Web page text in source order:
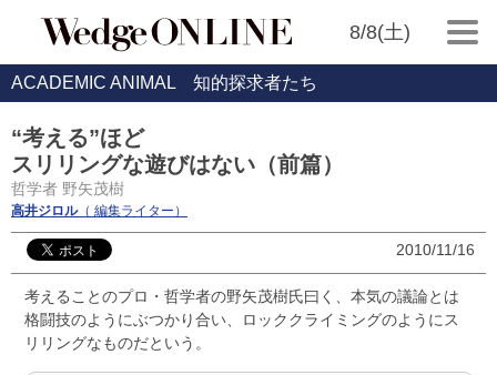
8/8(土)
ACADEMIC ANIMAL 知的探求者たち
“考える”ほど
スリリングな遊びはない（前篇）
哲学者 野矢茂樹
高井ジロル（ 編集ライター）
2010/11/16
考えることのプロ・哲学者の野矢茂樹氏曰く、本気の議論とは
格闘技のようにぶつかり合い、ロッククライミングのようにス
リリングなものだという。